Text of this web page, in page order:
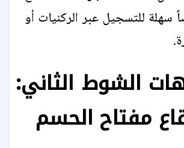
سهلة للتسجيل عبر الركنيات أو
الشوط الثاني:
مفتاح الحسم